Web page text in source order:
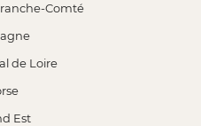
Comté
de Loire
Est